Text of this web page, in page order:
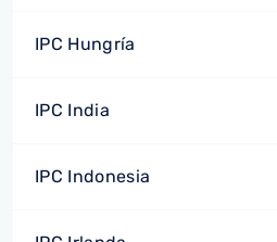
IPC Hungría
IPC India
IPC Indonesia